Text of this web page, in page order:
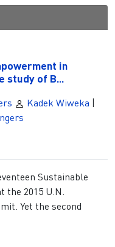
in
study of B...
Kadek Wiweka |
Sustainable
the 2015 U.N.
Yet the second